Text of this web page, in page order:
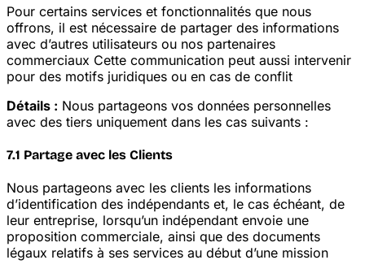
Pour certains services et fonctionnalités que nous
offrons, il est nécessaire de partager des informations
avec d’autres utilisateurs ou nos partenaires
commerciaux Cette communication peut aussi intervenir
pour des motifs juridiques ou en cas de conflit
Détails : Nous partageons vos données personnelles
avec des tiers uniquement dans les cas suivants :
7.1 Partage avec les Clients
Nous partageons avec les clients les informations
d’identification des indépendants et, le cas échéant, de
leur entreprise, lorsqu’un indépendant envoie une
proposition commerciale, ainsi que des documents
légaux relatifs à ses services au début d’une mission